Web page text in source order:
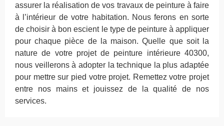
assurer la réalisation de vos travaux de peinture à faire
à l’intérieur de votre habitation. Nous ferons en sorte
de choisir à bon escient le type de peinture à appliquer
pour chaque pièce de la maison. Quelle que soit la
nature de votre projet de peinture intérieure 40300,
nous veillerons à adopter la technique la plus adaptée
pour mettre sur pied votre projet. Remettez votre projet
entre nos mains et jouissez de la qualité de nos
services.